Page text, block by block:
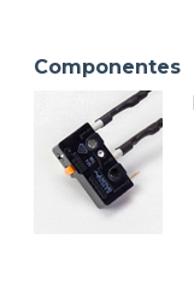
Componentes